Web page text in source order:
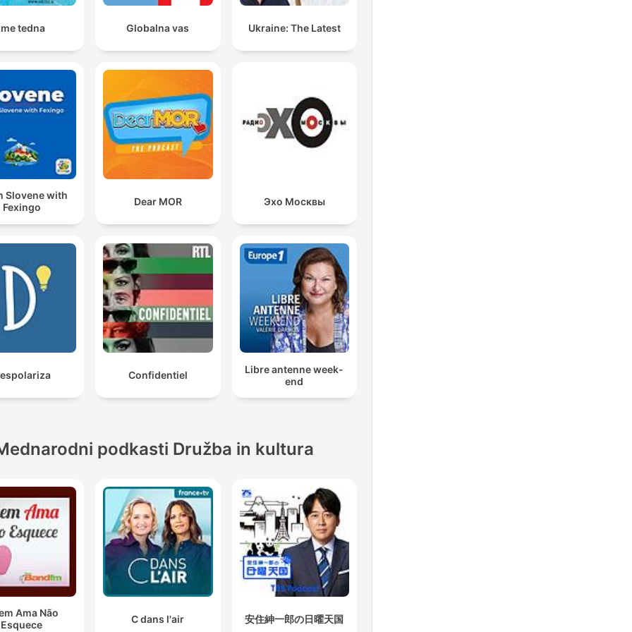
tedna Globalna vas Ukraine: The Latest
Slovene with
Fexingo
Dear MOR Эхо Москвы
Confidentiel
Libre antenne week-
end
podkasti Družba in kultura
Ama Não
Esquece
C dans l'air 安住紳一郎の日曜天国